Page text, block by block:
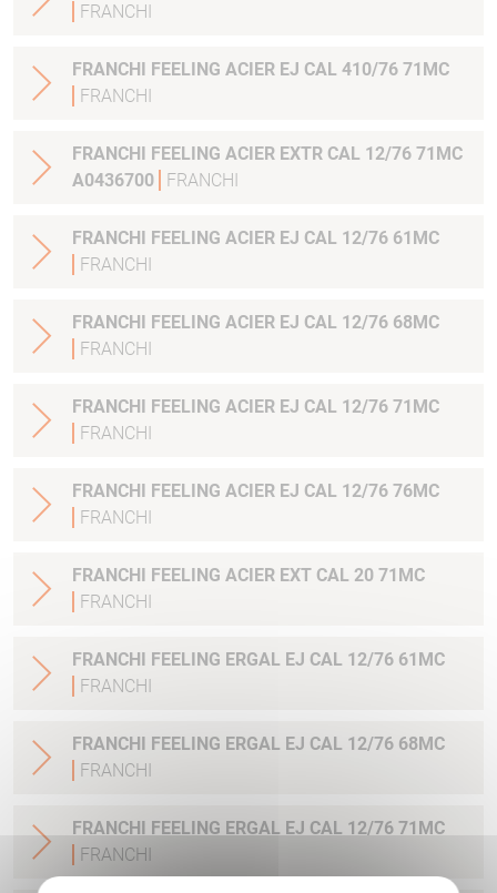
FRANCHI
FRANCHI FEELING ACIER EJ CAL 410/76 71MC
FRANCHI
FRANCHI FEELING ACIER EXTR CAL 12/76 71MC
A0436700
FRANCHI
FRANCHI FEELING ACIER EJ CAL 12/76 61MC
FRANCHI
FRANCHI FEELING ACIER EJ CAL 12/76 68MC
FRANCHI
FRANCHI FEELING ACIER EJ CAL 12/76 71MC
FRANCHI
FRANCHI FEELING ACIER EJ CAL 12/76 76MC
FRANCHI
FRANCHI FEELING ACIER EXT CAL 20 71MC
FRANCHI
FRANCHI FEELING ERGAL EJ CAL 12/76 61MC
FRANCHI
FRANCHI FEELING ERGAL EJ CAL 12/76 68MC
FRANCHI
FRANCHI FEELING ERGAL EJ CAL 12/76 71MC
FRANCHI